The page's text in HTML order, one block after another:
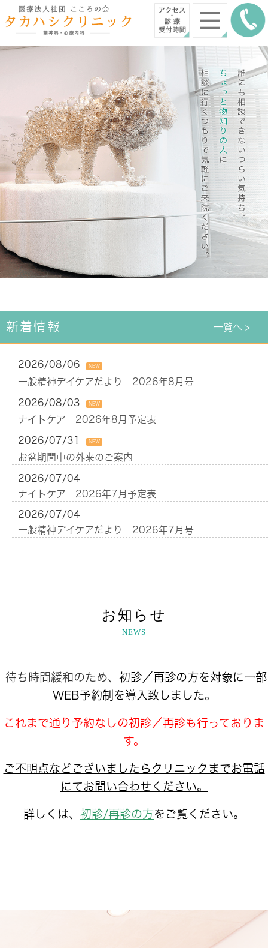
新着情報 一覧へ >
2026/08/06 NEW
一般精神デイケアだより 2026年8月号
2026/08/03 NEW
ナイトケア 2026年8月予定表
2026/07/31 NEW
お盆期間中の外来のご案内
2026/07/04
ナイトケア 2026年7月予定表
2026/07/04
一般精神デイケアだより 2026年7月号
お知らせ
NEWS
待ち時間緩和のため、 初診／再診の方を対象に一部
WEB予約制を導入致しました。
これまで通り予約なしの初診／再診も行っておりま
す。
ご不明点などございましたら クリニックまでお電話
にてお問い合わせください。
詳しくは、 初診/再診の方をご覧ください。